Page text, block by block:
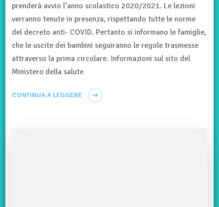
prenderà avvio l’anno scolastico 2020/2021. Le lezioni
verranno tenute in presenza, rispettando tutte le norme
del decreto anti- COVID. Pertanto si informano le famiglie,
che le uscite dei bambini seguiranno le regole trasmesse
attraverso la prima circolare. Informazioni sul sito del
Ministero della salute
CONTINUA A LEGGERE